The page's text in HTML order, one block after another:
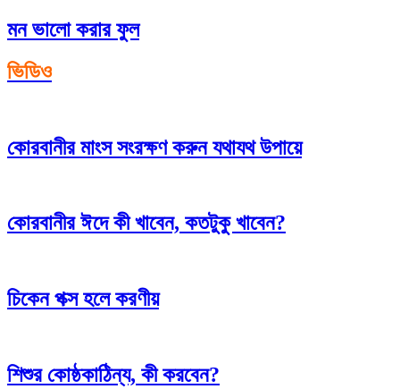
মন ভালো করার ফুল
ভিডিও
কোরবানীর মাংস সংরক্ষণ করুন যথাযথ উপায়ে
কোরবানীর ঈদে কী খাবেন, কতটুকু খাবেন?
চিকেন পক্স হলে করণীয়
শিশুর কোষ্ঠকাঠিন্য, কী করবেন?